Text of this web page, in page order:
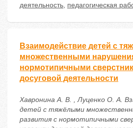
деятельность, педагогическая
Взаимодействие детей с
множественными
нормотипичными
досуговой деятельности
Хавронина А. В. , Луценко О. А.
детей с тяжёлыми
развития с нормотипичными